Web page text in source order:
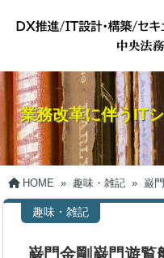
業務改革に伴うIT
HOME » 趣味・雑記 » 巌
趣味・雑記
巌門金剛巌門遊覧